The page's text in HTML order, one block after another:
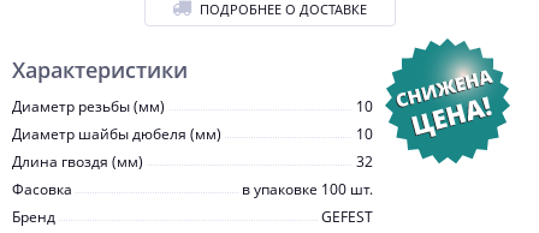
Характеристики
Диаметр резьбы (мм)
10
Диаметр шайбы дюбеля (мм)
10
Длина гвоздя (мм)
32
Фасовка
в упаковке 100 шт.
Бренд
GEFEST
ПОДРОБНЕЕ О ДОСТАВКЕ